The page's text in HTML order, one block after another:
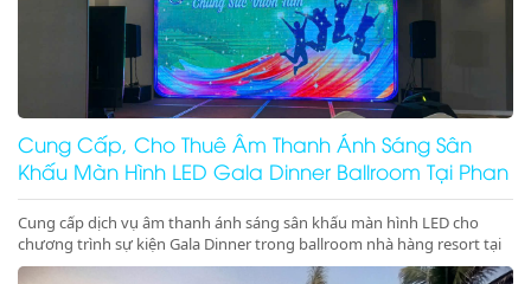
Cung Cấp, Cho Thuê Âm Thanh Ánh Sáng Sân
Khấu Màn Hình LED Gala Dinner Ballroom Tại Phan
Thiết Mũi Né Kê Gà Ninh Thuận Ninh Chữ Vĩnh Hy
Cung cấp dịch vụ âm thanh ánh sáng sân khấu màn hình LED cho
chương trình sự kiện Gala Dinner trong ballroom nhà hàng resort tại
Phan Thiết, Mũi Né, Kê Gà, Ninh Thuận, Ninh Chữ, Vĩnh Hy chuyên